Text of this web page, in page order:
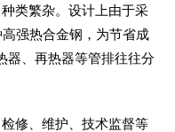
类繁杂。设计上由于采
强热合金钢，为节省成
器、再热器等管排往往分
修、维护、技术监督等